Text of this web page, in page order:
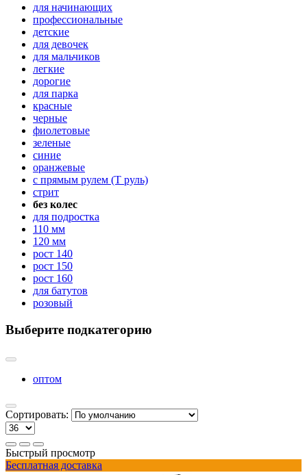
для начинающих
профессиональные
детские
для девочек
для мальчиков
легкие
дорогие
для парка
красные
черные
фиолетовые
зеленые
синие
оранжевые
с прямым рулем (Т руль)
стрит
без колес
для подростка
110 мм
120 мм
рост 140
рост 150
рост 160
для батутов
розовый
Выберите подкатегорию
оптом
Сортировать:
Быстрый просмотр
Бесплатная доставка